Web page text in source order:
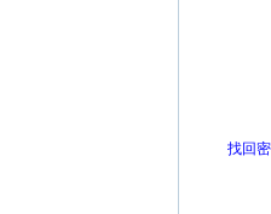
找回